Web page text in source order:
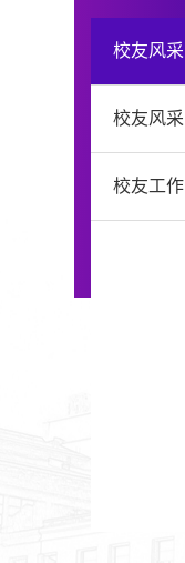
校友风采
校友风采
校友工作